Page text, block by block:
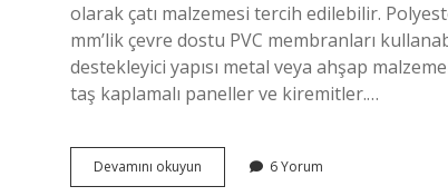
olarak çatı malzemesi tercih edilebilir.
mm’lik çevre dostu PVC membranları
destekleyici yapısı metal veya ahşap
taş kaplamalı paneller ve kiremitler.…
Devamını okuyun
Ucuz
6 Yorum